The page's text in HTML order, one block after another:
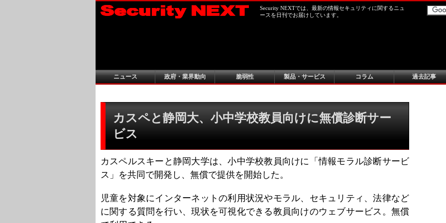
Security NEXTでは、最新の情報セキュリティに関するニュ
ースを日刊でお届けしています。
ニュース 政府・業界動向 脆弱性 製品・サービス コラム 過去記事
カスペと静岡大、小中学校教員向けに無償診断サー
ビス
カスペルスキーと静岡大学は、小中学校教員向けに「情報モラル診断サービ
ス」を共同で開発し、無償で提供を開始した。
児童を対象にインターネットの利用状況やモラル、セキュリティ、法律など
に関する質問を行い、現状を可視化できる教員向けのウェブサービス。無償